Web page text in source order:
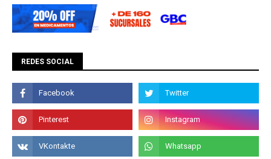
REDES SOCIAL